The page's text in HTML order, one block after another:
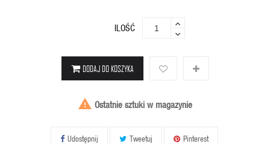
ILOŚĆ
DODAJ DO KOSZYKA
 Ostatnie sztuki w magazynie
Udostępnij Tweetuj Pinterest